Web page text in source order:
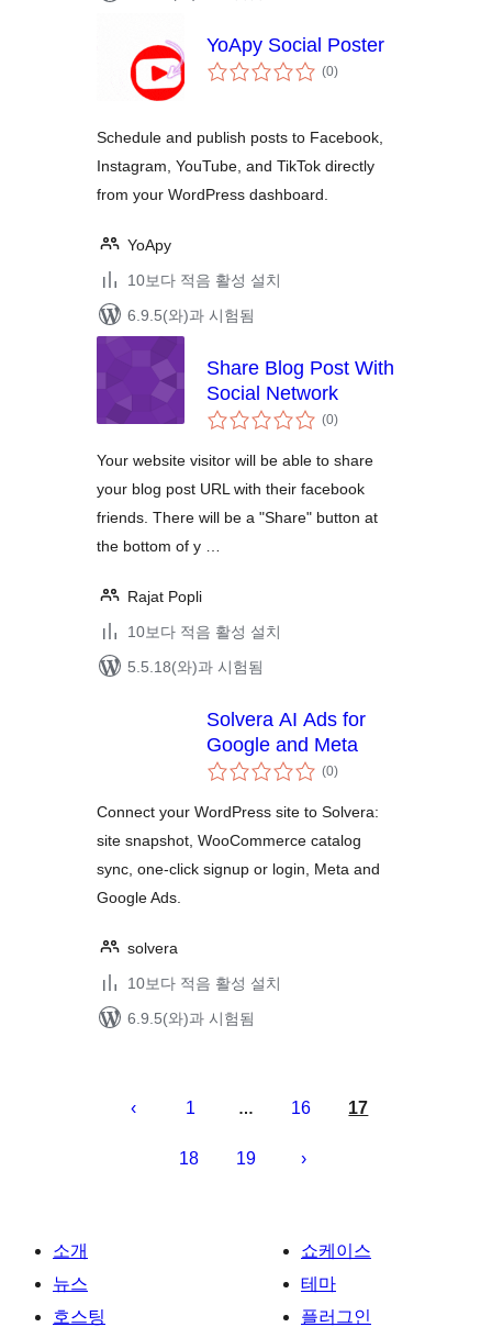
YoApy Social Poster
(0전
체)
Schedule and publish posts to Facebook,
Instagram, YouTube, and TikTok directly
from your WordPress dashboard.
YoApy
10보다 적음 활성 설치
6.9.5(와)과 시험됨
Share Blog Post With
Social Network
(0전
체
점
)
Your website visitor will be able to share
your blog post URL with their facebook
friends. There will be a "Share" button at
the bottom of y …
Rajat Popli
10보다 적음 활성 설치
5.5.18(와)과 시험됨
Solvera AI Ads for
Google and Meta
(0전
체
점
)
Connect your WordPress site to Solvera:
site snapshot, WooCommerce catalog
sync, one-click signup or login, Meta and
Google Ads.
solvera
10보다 적음 활성 설치
6.9.5(와)과 시험됨
1 … 16 17
18 19
소개
뉴스
호스팅
쇼케이스
테마
플러그인